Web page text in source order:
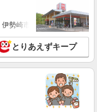
詳細を見る
1,300円（資格・経験によ
勢崎市・太田市・館林市
とりあえずキープ